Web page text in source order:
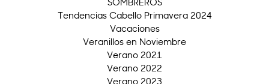
Tendencias Cabello Primavera 2024
Vacaciones
Veranillos en Noviembre
Verano 2021
Verano 2022
Verano 2023